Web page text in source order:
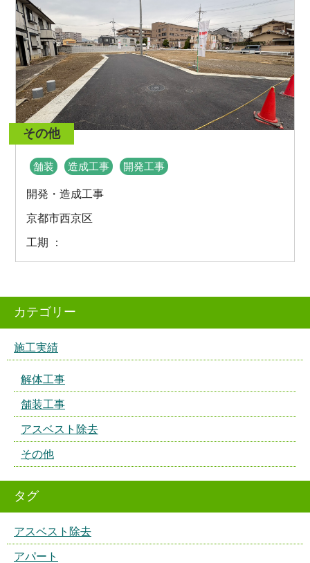
舗装 造成工事 開発工事
開発・造成工事
京都市西京区
工期 ：
その他
カテゴリー
施工実績
解体工事
舗装工事
アスベスト除去
その他
タグ
アスベスト除去
アパート